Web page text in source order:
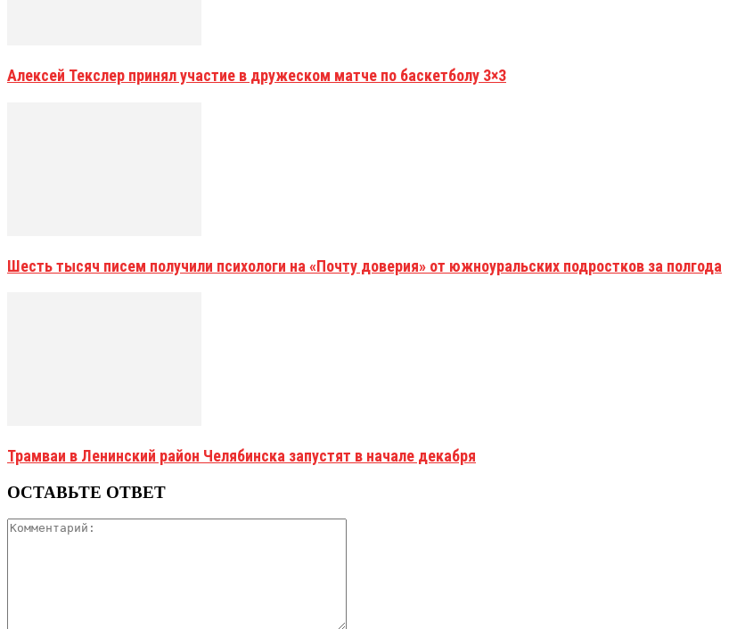
Алексей Текслер принял участие в дружеском матче по баскетболу 3×3
Шесть тысяч писем получили психологи на «Почту доверия» от южноуральских подростков за полгода
Трамваи в Ленинский район Челябинска запустят в начале декабря
ОСТАВЬТЕ ОТВЕТ